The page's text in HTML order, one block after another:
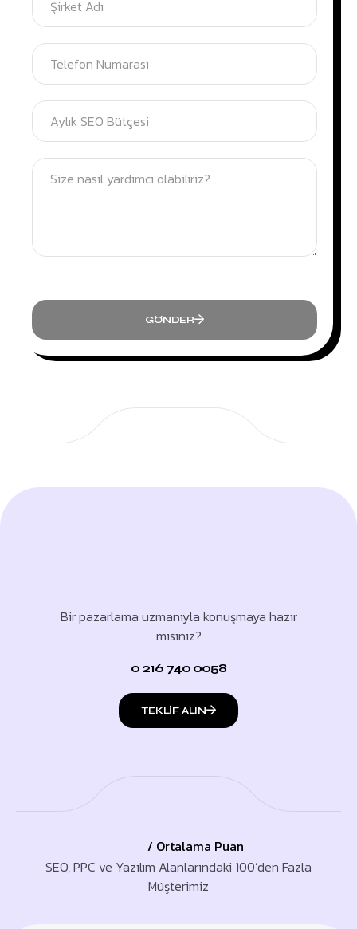
GÖNDER
Bir pazarlama uzmanıyla konuşmaya hazır
mısınız?
0 216 740 0058
TEKLIF ALIN
/ Ortalama Puan
SEO, PPC ve Yazılım Alanlarındaki 100’den Fazla
Müşterimiz